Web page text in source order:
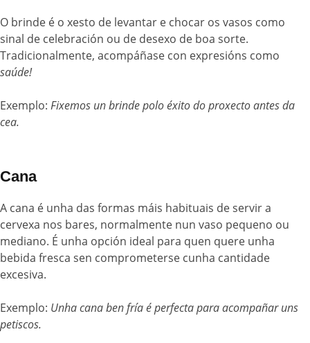
O brinde é o xesto de levantar e chocar os vasos como
sinal de celebración ou de desexo de boa sorte.
Tradicionalmente, acompáñase con expresións como
saúde!
Exemplo: Fixemos un brinde polo éxito do proxecto antes da
cea.
Cana
A cana é unha das formas máis habituais de servir a
cervexa nos bares, normalmente nun vaso pequeno ou
mediano. É unha opción ideal para quen quere unha
bebida fresca sen comprometerse cunha cantidade
excesiva.
Exemplo: Unha cana ben fría é perfecta para acompañar uns
petiscos.